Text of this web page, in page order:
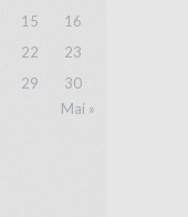
15
16
22
23
29
30
Mai »